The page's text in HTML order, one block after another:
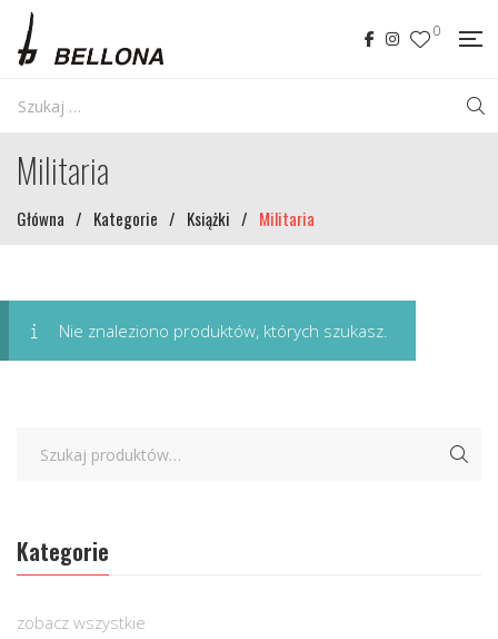
0
Militaria
Główna / Kategorie / Książki / Militaria
Nie znaleziono produktów, których szukasz.
Kategorie
zobacz wszystkie